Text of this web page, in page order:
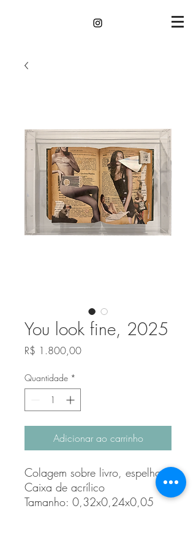
You look fine, 2025
R$ 1.800,00Preço
Quantidade *
Adicionar ao carrinho
Colagem sobre livro, espelho
Caixa de acrílico
Tamanho: 0,32x0,24x0,05